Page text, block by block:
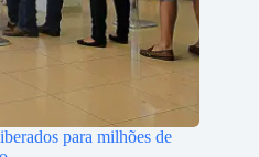
para milhões de